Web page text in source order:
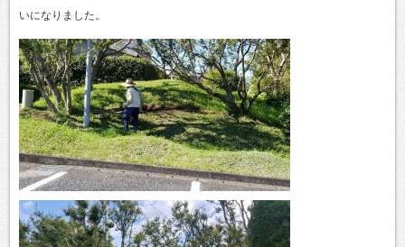
いになりました。